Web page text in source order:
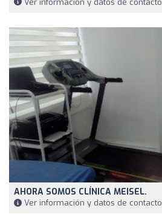
AHORA SOMOS CLÍNICA MEISEL.
Ver información y datos de contacto